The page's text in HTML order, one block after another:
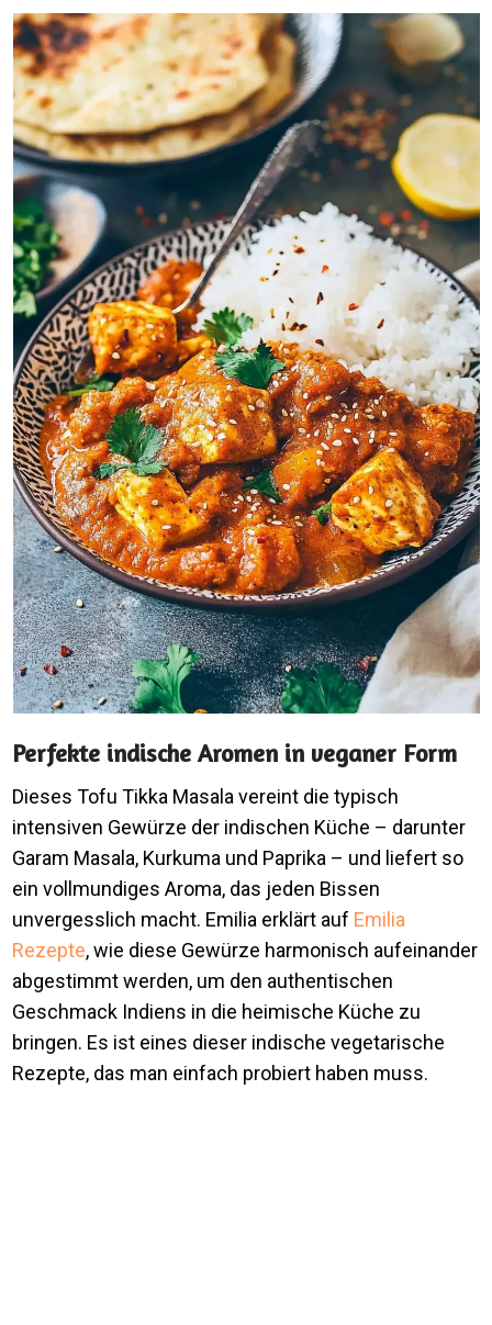
Perfekte indische Aromen in veganer Form
Dieses Tofu Tikka Masala vereint die typisch
intensiven Gewürze der indischen Küche – darunter
Garam Masala, Kurkuma und Paprika – und liefert so
ein vollmundiges Aroma, das jeden Bissen
unvergesslich macht. Emilia erklärt auf Emilia
Rezepte, wie diese Gewürze harmonisch aufeinander
abgestimmt werden, um den authentischen
Geschmack Indiens in die heimische Küche zu
bringen. Es ist eines dieser indische vegetarische
Rezepte, das man einfach probiert haben muss.